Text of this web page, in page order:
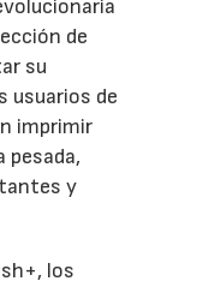
de
su
usuarios de
imprimir
pesada,
y
los